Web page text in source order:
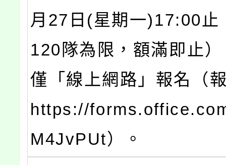
月27日(星期一)17:00止
120隊為限，額滿即止
僅「線上網路」報名（
https://
M4JvPUt）。